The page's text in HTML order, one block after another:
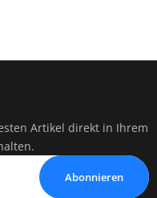
Artikel direkt in Ihrem
Abonnieren